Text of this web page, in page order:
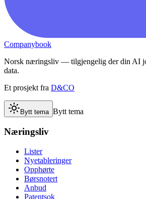
Companybook
Norsk næringsliv — tilgjengelig der din AI
data.
Et prosjekt fra D&CO
Bytt tema Bytt tema
Næringsliv
Lister
Nyetableringer
Opphørte
Børsnotert
Anbud
Patentsok